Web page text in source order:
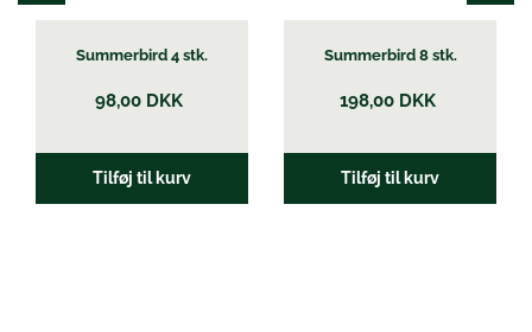
Summerbird 4 stk.
98,00 DKK
Tilføj til kurv
Summerbird 8 stk.
198,00 DKK
Tilføj til kurv